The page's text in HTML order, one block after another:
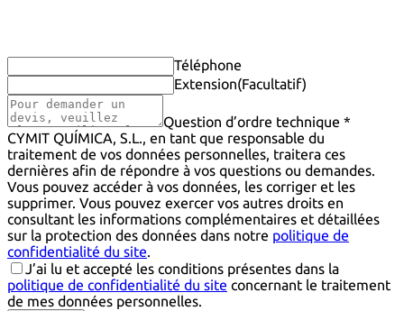
Téléphone
Extension(Facultatif)
Question d’ordre technique *
CYMIT QUÍMICA, S.L., en tant que responsable du
traitement de vos données personnelles, traitera ces
dernières afin de répondre à vos questions ou demandes.
Vous pouvez accéder à vos données, les corriger et les
supprimer. Vous pouvez exercer vos autres droits en
consultant les informations complémentaires et détaillées
sur la protection des données dans notre politique de
confidentialité du site.
J’ai lu et accepté les conditions présentes dans la
politique de confidentialité du site concernant le traitement
de mes données personnelles.